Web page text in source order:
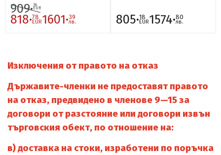
909·76EUR
818·78
EUR1601·39
лв. 805·18
EUR1574·80
лв.
Изключения от правото на отказ
Държавите-членки не предоставят правото
на отказ, предвидено в членове 9—15 за
договори от разстояние или договори извън
търговския обект, по отношение на:
в)доставка на стоки, изработени по поръчка